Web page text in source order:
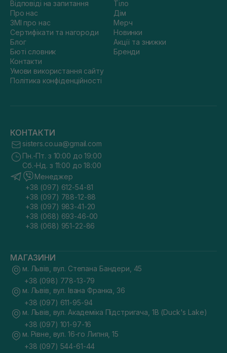
Відповіді на запитання
Про нас
ЗМІ про нас
Сертифікати та нагороди
Блог
Бюті словник
Контакти
Умови використання сайту
Політика конфіденційності
Тіло
Дім
Мерч
Новинки
Акції та знижки
Бренди
КОНТАКТИ
sisters.co.ua@gmail.com
Пн.-Пт. з 10:00 до 19:00
Сб.-Нд. з 11:00 до 18:00
Менеджер
+38 (097) 612-54-81
+38 (097) 788-12-88
+38 (097) 983-41-20
+38 (068) 693-46-00
+38 (068) 951-22-86
МАГАЗИНИ
м. Львів, вул. Степана Бандери, 45
+38 (098) 778-13-79
м. Львів, вул. Івана Франка, 36
+38 (097) 611-95-94
м. Львів, вул. Академіка Підстригача, 1В (Duck's Lake)
+38 (097) 101-97-16
м. Рівне, вул. 16-го Липня, 15
+38 (097) 544-61-44